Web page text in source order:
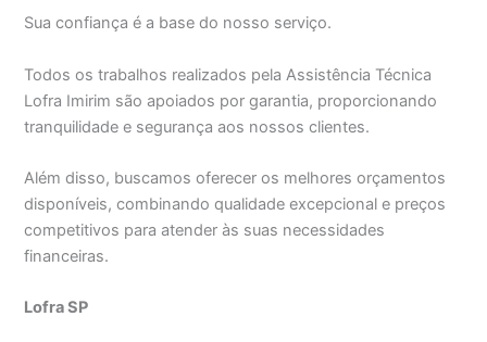
Sua confiança é a base do nosso serviço.
Todos os trabalhos realizados pela Assistência Técnica
Lofra Imirim são apoiados por garantia, proporcionando
tranquilidade e segurança aos nossos clientes.
Além disso, buscamos oferecer os melhores orçamentos
disponíveis, combinando qualidade excepcional e preços
competitivos para atender às suas necessidades
financeiras.
Lofra SP